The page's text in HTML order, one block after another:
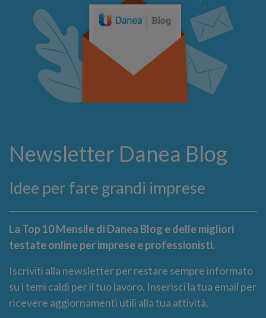
Newsletter Danea Blog
Idee per fare grandi imprese
La Top 10 Mensile di Danea Blog e delle migliori
testate online per imprese e professionisti.
Iscriviti alla newsletter per restare sempre informato
su i temi caldi per il tuo lavoro. Inserisci la tua email per
ricevere aggiornamenti utili alla tua attività.